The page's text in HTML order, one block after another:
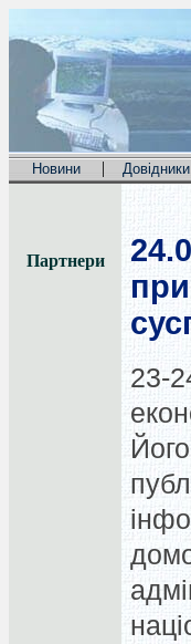
Новини | Довідники
Партнери
23-